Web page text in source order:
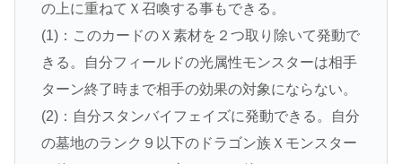
の上に重ねてＸ召喚する事もできる。
(1)：このカードのＸ素材を２つ取り除いて発動で
きる。自分フィールドの光属性モンスターは相手
ターン終了時まで相手の効果の対象にならない。
(2)：自分スタンバイフェイズに発動できる。自分
の墓地のランク９以下のドラゴン族Ｘモンスター